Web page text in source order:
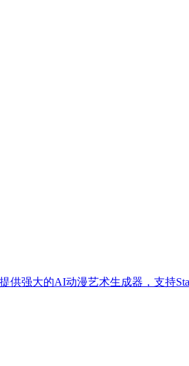
供强大的AI动漫艺术生成器，支持